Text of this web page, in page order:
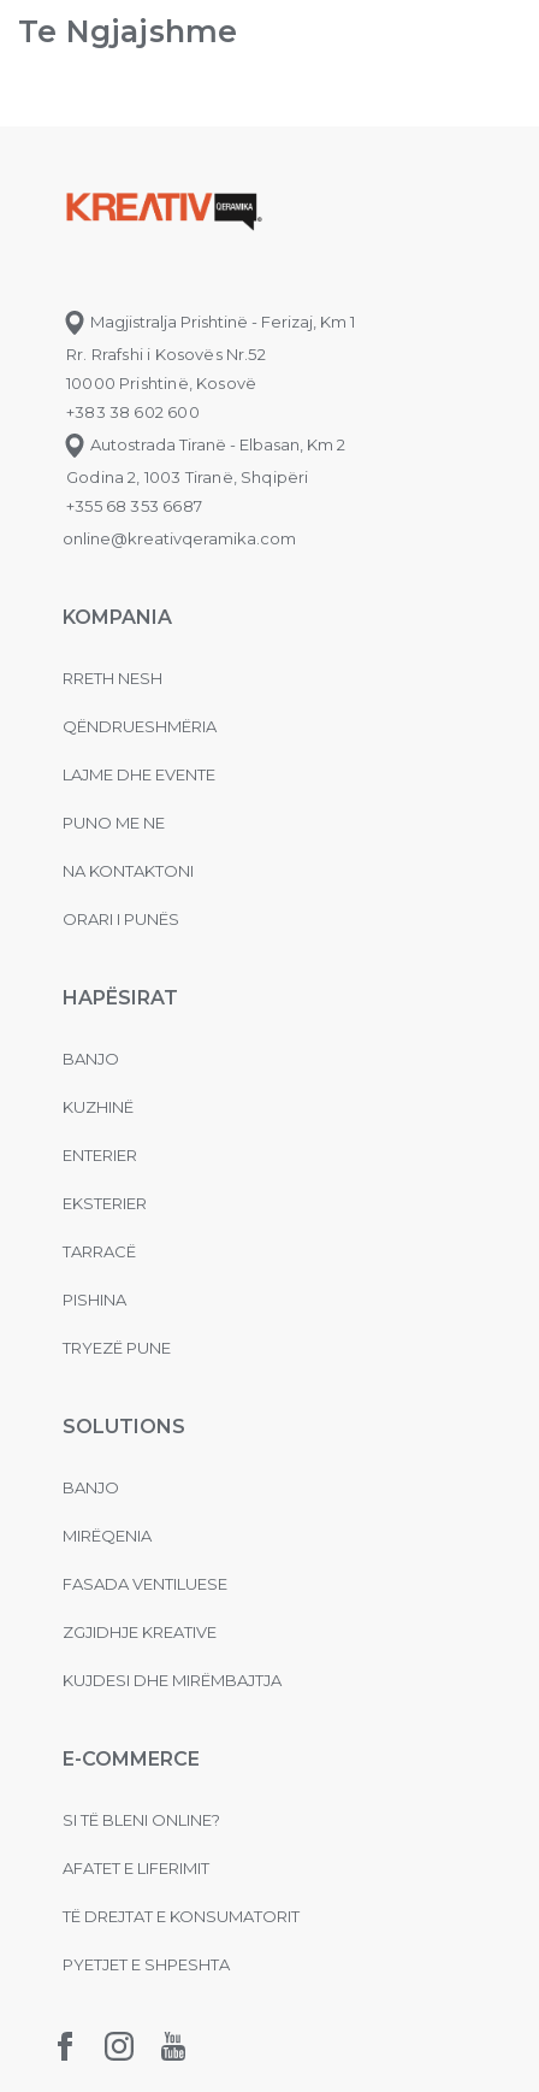
Te Ngjajshme
Magjistralja Prishtinë - Ferizaj, Km 1
Rr. Rrafshi i Kosovës Nr.52
10000 Prishtinë, Kosovë
+383 38 602 600
Autostrada Tiranë - Elbasan, Km 2
Godina 2, 1003 Tiranë, Shqipëri
+355 68 353 6687
online@kreativqeramika.com
KOMPANIA
RRETH NESH
QËNDRUESHMËRIA
LAJME DHE EVENTE
PUNO ME NE
NA KONTAKTONI
ORARI I PUNËS
HAPËSIRAT
BANJO
KUZHINË
ENTERIER
EKSTERIER
TARRACË
PISHINA
TRYEZË PUNE
SOLUTIONS
BANJO
MIRËQENIA
FASADA VENTILUESE
ZGJIDHJE KREATIVE
KUJDESI DHE MIRËMBAJTJA
E-COMMERCE
SI TË BLENI ONLINE?
AFATET E LIFERIMIT
TË DREJTAT E KONSUMATORIT
PYETJET E SHPESHTA